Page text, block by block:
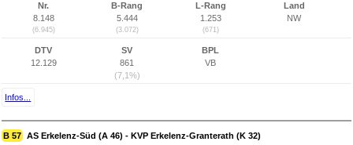
Nr.
8.148
(6.945)
B-Rang
5.444
(3.072)
L-Rang
1.253
(671)
Land
NW
DTV
12.129
SV
861
(7,1%)
BPL
VB
Infos...
B 57 AS Erkelenz-Süd (A 46) - KVP Erkelenz-Granterath (K 32)